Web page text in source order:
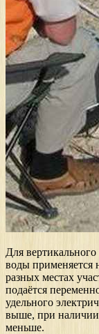
Для
воды применяется
разных местах
подаётся
удельного
выше, при наличии
меньше.